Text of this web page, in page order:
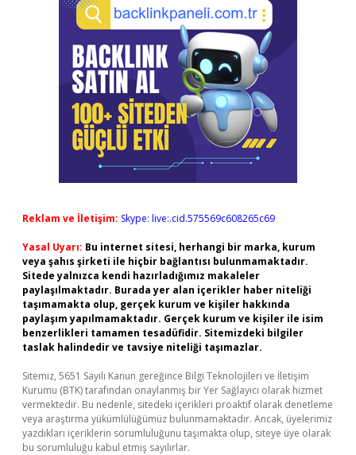
Reklam ve İletişim: Skype: live:.cid.575569c608265c69
Yasal Uyarı: Bu internet sitesi, herhangi bir marka, kurum
veya şahıs şirketi ile hiçbir bağlantısı bulunmamaktadır.
Sitede yalnızca kendi hazırladığımız makaleler
paylaşılmaktadır. Burada yer alan içerikler haber niteliği
taşımamakta olup, gerçek kurum ve kişiler hakkında
paylaşım yapılmamaktadır. Gerçek kurum ve kişiler ile isim
benzerlikleri tamamen tesadüfidir. Sitemizdeki bilgiler
taslak halindedir ve tavsiye niteliği taşımazlar.
Sitemiz, 5651 Sayılı Kanun gereğince Bilgi Teknolojileri ve İletişim
Kurumu (BTK) tarafından onaylanmış bir Yer Sağlayıcı olarak hizmet
vermektedir. Bu nedenle, sitedeki içerikleri proaktif olarak denetleme
veya araştırma yükümlülüğümüz bulunmamaktadır. Ancak, üyelerimiz
yazdıkları içeriklerin sorumluluğunu taşımakta olup, siteye üye olarak
bu sorumluluğu kabul etmiş sayılırlar.